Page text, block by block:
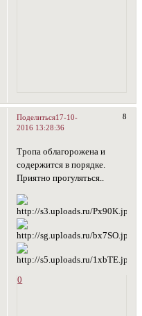
Поделиться 8
17-10-
2016 13:28:36
Тропа облагорожена и
содержится в порядке.
Приятно прогуляться..
0